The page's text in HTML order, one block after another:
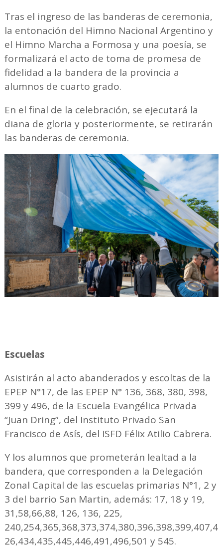
Tras el ingreso de las banderas de ceremonia,
la entonación del Himno Nacional Argentino y
el Himno Marcha a Formosa y una poesía, se
formalizará el acto de toma de promesa de
fidelidad a la bandera de la provincia a
alumnos de cuarto grado.
En el final de la celebración, se ejecutará la
diana de gloria y posteriormente, se retirarán
las banderas de ceremonia.
Escuelas
Asistirán al acto abanderados y escoltas de la
EPEP N°17, de las EPEP N° 136, 368, 380, 398,
399 y 496, de la Escuela Evangélica Privada
“Juan Dring”, del Instituto Privado San
Francisco de Asís, del ISFD Félix Atilio Cabrera.
Y los alumnos que prometerán lealtad a la
bandera, que corresponden a la Delegación
Zonal Capital de las escuelas primarias N°1, 2 y
3 del barrio San Martin, además: 17, 18 y 19,
31,58,66,88, 126, 136, 225,
240,254,365,368,373,374,380,396,398,399,407,4
26,434,435,445,446,491,496,501 y 545.